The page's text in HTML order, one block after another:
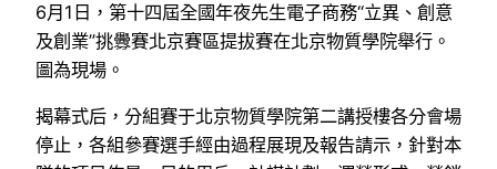
6月1日，第十四屆全國年夜先生電子商務“立異、創意
及創業”挑釁賽北京賽區提拔賽在北京物質學院舉行。
圖為現場。
揭幕式后，分組賽于北京物質學院第二講授樓各分會場
停止，各組參賽選手經由過程展現及報告請示，針對本